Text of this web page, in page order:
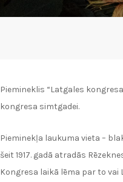
Piemineklis “Latgales
kongresa simtgadei.
Pieminekļa laukuma vieta –
šeit 1917. gadā atradās
Kongresa laikā lēma par to